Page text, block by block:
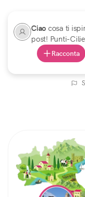
Ciaocosa ti
post! Punti-
Racconta